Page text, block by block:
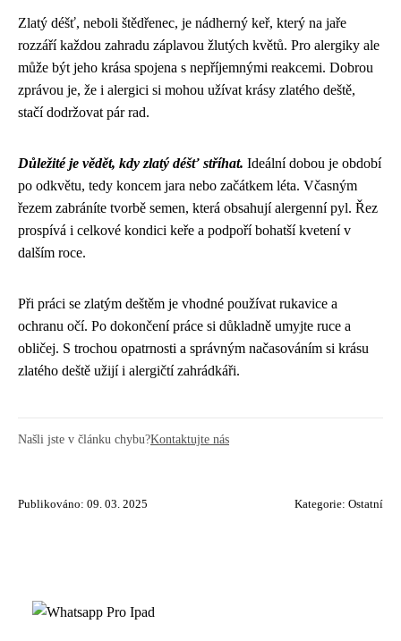
Zlatý déšť, neboli štědřenec, je nádherný keř, který na jaře
rozzáří každou zahradu záplavou žlutých květů. Pro alergiky ale
může být jeho krása spojena s nepříjemnými reakcemi. Dobrou
zprávou je, že i alergici si mohou užívat krásy zlatého deště,
stačí dodržovat pár rad.
Důležité je vědět, kdy zlatý déšť stříhat. Ideální dobou je období
po odkvětu, tedy koncem jara nebo začátkem léta. Včasným
řezem zabráníte tvorbě semen, která obsahují alergenní pyl. Řez
prospívá i celkové kondici keře a podpoří bohatší kvetení v
dalším roce.
Při práci se zlatým deštěm je vhodné používat rukavice a
ochranu očí. Po dokončení práce si důkladně umyjte ruce a
obličej. S trochou opatrnosti a správným načasováním si krásu
zlatého deště užijí i alergičtí zahrádkáři.
Našli jste v článku chybu?Kontaktujte nás
Publikováno: 09. 03. 2025 Kategorie: Ostatní